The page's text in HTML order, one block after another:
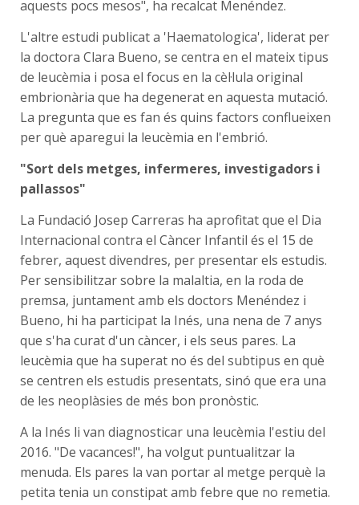
aquests pocs mesos", ha recalcat Menéndez.
L'altre estudi publicat a 'Haematologica', liderat per
la doctora Clara Bueno, se centra en el mateix tipus
de leucèmia i posa el focus en la cèl·lula original
embrionària que ha degenerat en aquesta mutació.
La pregunta que es fan és quins factors conflueixen
per què aparegui la leucèmia en l'embrió.
"Sort dels metges, infermeres, investigadors i
pallassos"
La Fundació Josep Carreras ha aprofitat que el Dia
Internacional contra el Càncer Infantil és el 15 de
febrer, aquest divendres, per presentar els estudis.
Per sensibilitzar sobre la malaltia, en la roda de
premsa, juntament amb els doctors Menéndez i
Bueno, hi ha participat la Inés, una nena de 7 anys
que s'ha curat d'un càncer, i els seus pares. La
leucèmia que ha superat no és del subtipus en què
se centren els estudis presentats, sinó que era una
de les neoplàsies de més bon pronòstic.
A la Inés li van diagnosticar una leucèmia l'estiu del
2016. "De vacances!", ha volgut puntualitzar la
menuda. Els pares la van portar al metge perquè la
petita tenia un constipat amb febre que no remetia.